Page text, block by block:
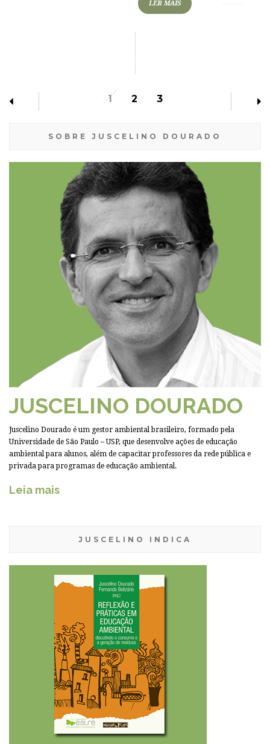
LER MAIS
1 2 3
SOBRE JUSCELINO DOURADO
JUSCELINO DOURADO
Juscelino Dourado é um gestor ambiental brasileiro, formado pela
Universidade de São Paulo – USP, que desenvolve ações de educação
ambiental para alunos, além de capacitar professores da rede pública e
privada para programas de educação ambiental.
Leia mais
JUSCELINO INDICA